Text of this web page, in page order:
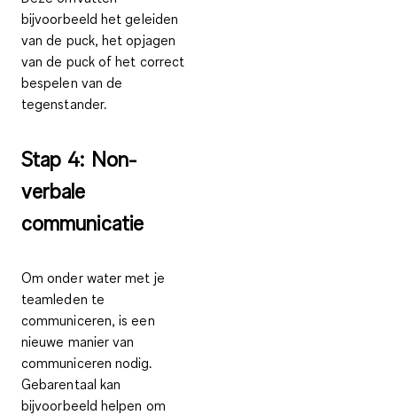
bijvoorbeeld het geleiden
van de puck, het opjagen
van de puck of het correct
bespelen van de
tegenstander.
Stap 4: Non-
verbale
communicatie
Om onder water met je
teamleden te
communiceren, is een
nieuwe manier van
communiceren nodig.
Gebarentaal kan
bijvoorbeeld helpen om